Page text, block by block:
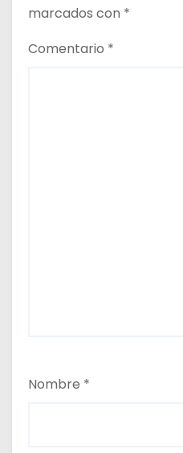
marcados con *
Comentario *
Nombre *